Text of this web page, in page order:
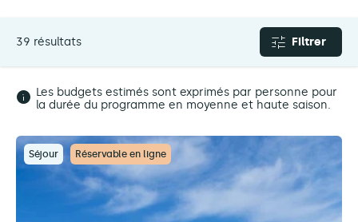
39 résultats Filtrer
Les budgets estimés sont exprimés par personne pour
la durée du programme en moyenne et haute saison.
Séjour Réservable en ligne